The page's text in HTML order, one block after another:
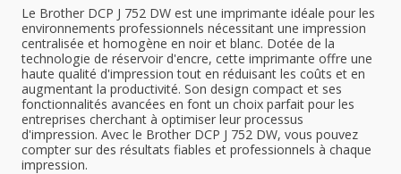
Le Brother DCP J 752 DW est une imprimante idéale pour les
environnements professionnels nécessitant une impression
centralisée et homogène en noir et blanc. Dotée de la
technologie de réservoir d'encre, cette imprimante offre une
haute qualité d'impression tout en réduisant les coûts et en
augmentant la productivité. Son design compact et ses
fonctionnalités avancées en font un choix parfait pour les
entreprises cherchant à optimiser leur processus
d'impression. Avec le Brother DCP J 752 DW, vous pouvez
compter sur des résultats fiables et professionnels à chaque
impression.